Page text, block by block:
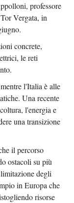
professore
Vergata, in
concrete,
le reti
l'Italia è alle
Una recente
l'energia e
una transizione
il percorso
ostacoli su più
degli
in Europa che
risorse